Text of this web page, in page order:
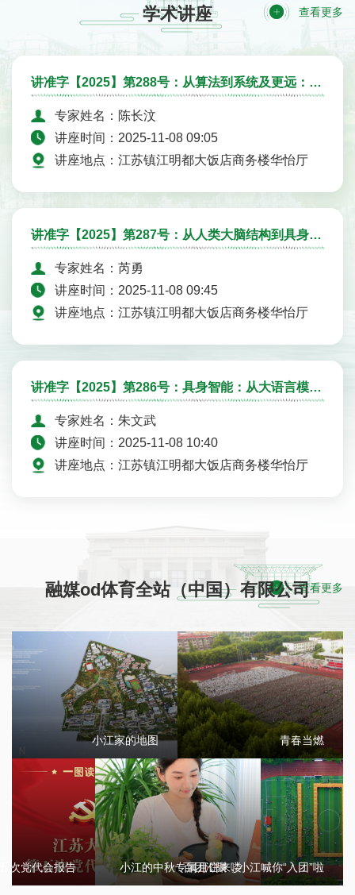
茬损伤多，再生季
农业工程学院教
，扬州大学、池州
等共同参与，再生
农机农艺融合全程
池州市农科院马衙
验基地实施。今年
六两优香...
金艺为论文第一
（IIASA）钟晓
者，英国牛津大
Behrens和荷兰
学术讲座 查看更多
讲准字【2025】第288号：从算法到系统及更远：我对多媒体计算职业生涯的回顾
专家姓名：陈长汶
讲座时间：2025-11-08 09:05
讲座地点：江苏镇江明都大饭店商务楼华怡厅
讲准字【2025】第287号：从人类大脑结构到具身智能体
专家姓名：芮勇
讲座时间：2025-11-08 09:45
讲座地点：江苏镇江明都大饭店商务楼华怡厅
讲准字【2025】第286号：具身智能：从大语言模型迈向世界模型
专家姓名：朱文武
讲座时间：2025-11-08 10:40
讲座地点：江苏镇江明都大饭店商务楼华怡厅
融媒od体育全站（中国）有限公司查看更多
小江家的地图 青春当燃
次党代会报告 小江的中秋专属月饼来喽百团汇聚，小江喊你“入团”啦